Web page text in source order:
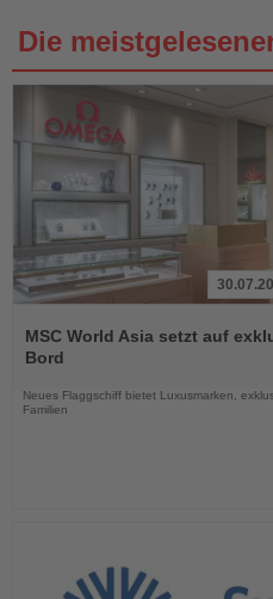
Die
Sie
die
MSC World Asia setzt auf
Bord
Neues Flaggschiff bietet Luxusmarken,
Familien